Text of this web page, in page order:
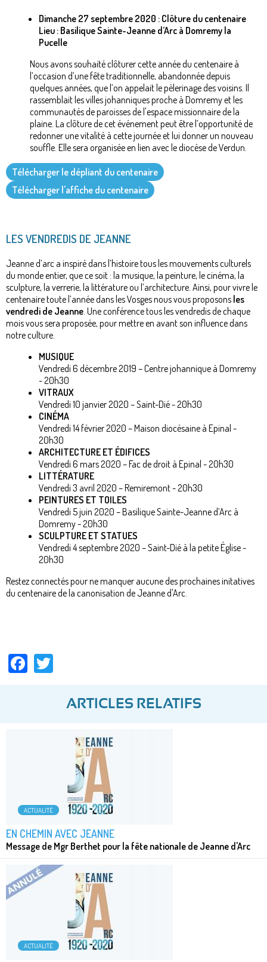
Dimanche 27 septembre 2020 : Clôture du centenaire
Lieu : Basilique Sainte-Jeanne d’Arc à Domremy la
Pucelle
Nous avons souhaité clôturer cette année du centenaire à
l’occasion d’une fête traditionnelle, abandonnée depuis
quelques années, que l’on appelait le pèlerinage des voisins. Il
rassemblait les villes johanniques proche à Domremy et les
communautés de paroisses de l'espace missionnaire de la
plaine. La clôture de cet événement peut être l’opportunité de
redonner une vitalité à cette journée et lui donner un nouveau
souffle. Elle sera organisée en lien avec le diocèse de Verdun.
Télécharger le dépliant du centenaire
Télécharger l'affiche du centenaire
LES VENDREDIS DE JEANNE
Jeanne d’arc a inspiré dans l’histoire tous les mouvements culturels
du monde entier, que ce soit : la musique, la peinture, le cinéma, la
sculpture, la verrerie, la littérature ou l’architecture. Ainsi, pour vivre le
centenaire toute l’année dans les Vosges nous vous proposons les
vendredi de Jeanne . Une conférence tous les vendredis de chaque
mois vous sera proposée, pour mettre en avant son influence dans
notre culture.
MUSIQUE
Vendredi 6 décembre 2019 – Centre johannique à Domremy
- 20h30
VITRAUX
Vendredi 10 janvier 2020 – Saint-Dié - 20h30
CINÉMA
Vendredi 14 février 2020 – Maison diocésaine à Epinal -
20h30
ARCHITECTURE ET ÉDIFICES
Vendredi 6 mars 2020 – Fac de droit à Epinal - 20h30
LITTÉRATURE
Vendredi 3 avril 2020 – Remiremont - 20h30
PEINTURES ET TOILES
Vendredi 5 juin 2020 – Basilique Sainte-Jeanne d’Arc à
Domremy - 20h30
SCULPTURE ET STATUES
Vendredi 4 septembre 2020 – Saint-Dié à la petite Église -
20h30
Restez connectés pour ne manquer aucune des prochaines initatives
du centenaire de la canonisation de Jeanne d'Arc.
Facebook
ARTICLES RELATIFS
ACTUALITÉ
EN CHEMIN AVEC JEANNE
Message de Mgr Berthet pour la fête nationale de Jeanne d'Arc
ACTUALITÉ